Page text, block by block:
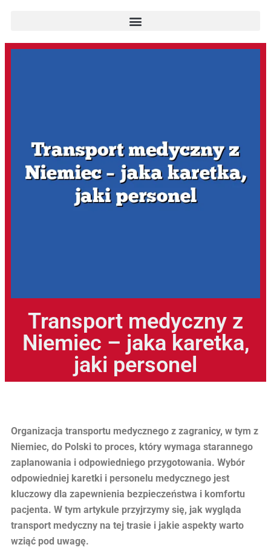
Transport medyczny z
Niemiec – jaka karetka,
jaki personel
Organizacja transportu medycznego z zagranicy, w tym z
Niemiec, do Polski to proces, który wymaga starannego
zaplanowania i odpowiedniego przygotowania. Wybór
odpowiedniej karetki i personelu medycznego jest
kluczowy dla zapewnienia bezpieczeństwa i komfortu
pacjenta. W tym artykule przyjrzymy się, jak wygląda
transport medyczny na tej trasie i jakie aspekty warto
wziąć pod uwagę.